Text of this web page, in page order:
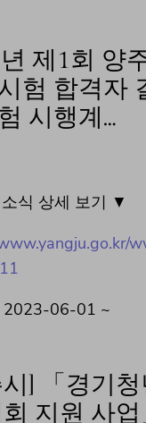
제1회 양
험 합격자
시행계…
식 상세 보기 ▼
2023-06-01 ~
] 「경기
지원 사